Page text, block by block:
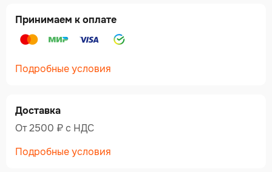
Принимаем к оплате
Подробные условия
Доставка
От 2500 ₽ c НДС
Подробные условия